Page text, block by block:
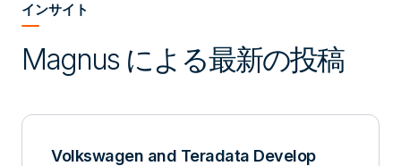
インサイト
Magnus による最新の投稿
Volkswagen and Teradata Develop